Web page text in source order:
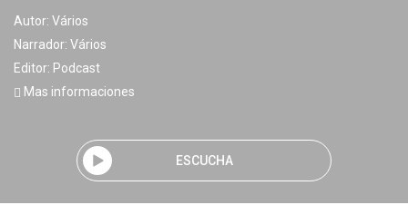
Autor: Vários
Narrador: Vários
Editor: Podcast
Mas informaciones
ESCUCHA